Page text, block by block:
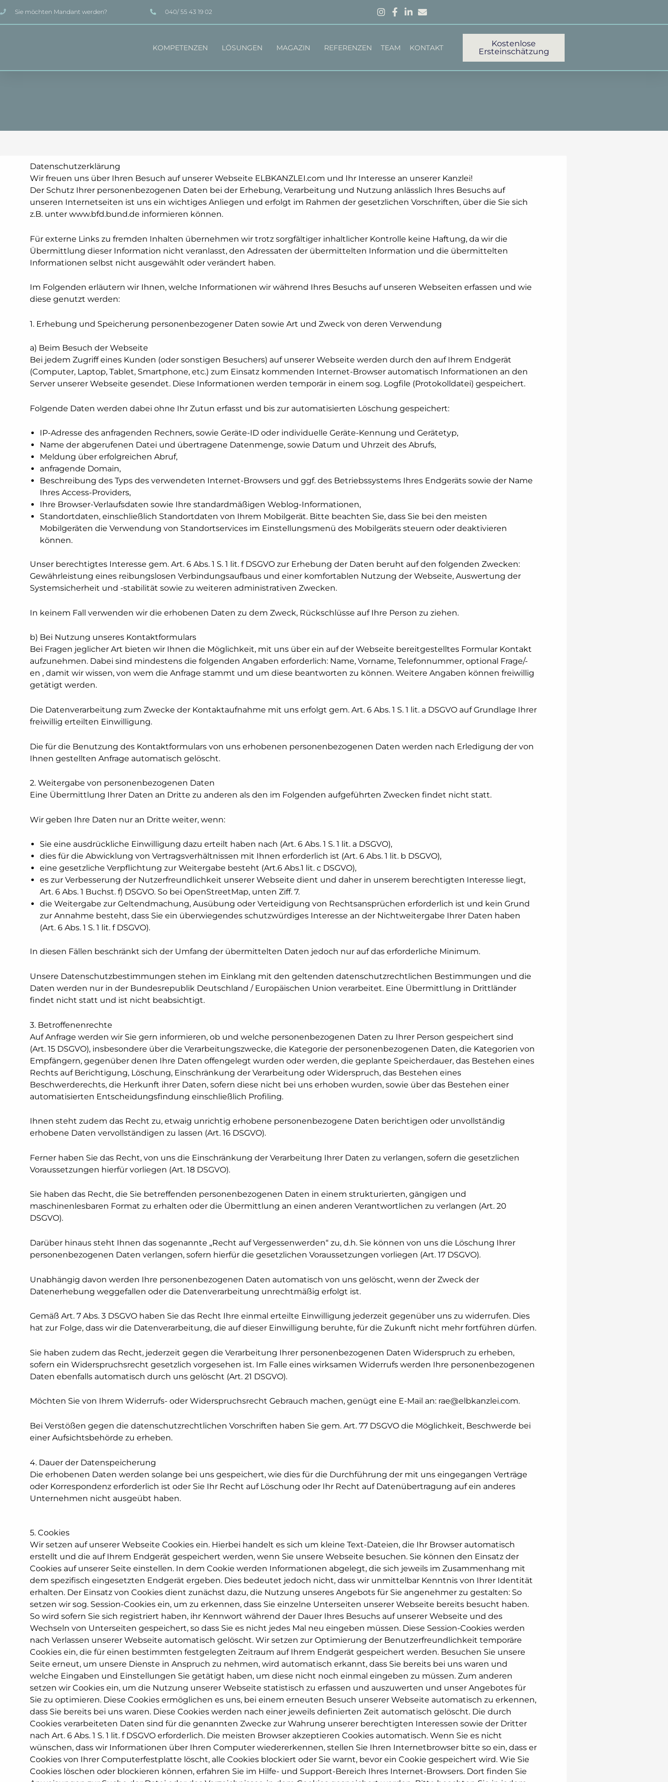
Inhalt
Sie möchten Mandant werden? 040/ 55 43 19 02
KOMPETENZEN LÖSUNGEN MAGAZIN REFERENZEN TEAM KONTAKT
Kostenlose
Ersteinschätzung
Datenschutzerklärung
Wir freuen uns über Ihren Besuch auf unserer Webseite ELBKANZLEI.com und Ihr Interesse an unserer Kanzlei!
Der Schutz Ihrer personenbezogenen Daten bei der Erhebung, Verarbeitung und Nutzung anlässlich Ihres Besuchs auf
unseren Internetseiten ist uns ein wichtiges Anliegen und erfolgt im Rahmen der gesetzlichen Vorschriften, über die Sie sich
z.B. unter www.bfd.bund.de informieren können.
Für externe Links zu fremden Inhalten übernehmen wir trotz sorgfältiger inhaltlicher Kontrolle keine Haftung, da wir die
Übermittlung dieser Information nicht veranlasst, den Adressaten der übermittelten Information und die übermittelten
Informationen selbst nicht ausgewählt oder verändert haben.
Im Folgenden erläutern wir Ihnen, welche Informationen wir während Ihres Besuchs auf unseren Webseiten erfassen und wie
diese genutzt werden:
1. Erhebung und Speicherung personenbezogener Daten sowie Art und Zweck von deren Verwendung
a) Beim Besuch der Webseite
Bei jedem Zugriff eines Kunden (oder sonstigen Besuchers) auf unserer Webseite werden durch den auf Ihrem Endgerät
(Computer, Laptop, Tablet, Smartphone, etc.) zum Einsatz kommenden Internet-Browser automatisch Informationen an den
Server unserer Webseite gesendet. Diese Informationen werden temporär in einem sog. Logfile (Protokolldatei) gespeichert.
Folgende Daten werden dabei ohne Ihr Zutun erfasst und bis zur automatisierten Löschung gespeichert:
IP-Adresse des anfragenden Rechners, sowie Geräte-ID oder individuelle Geräte-Kennung und Gerätetyp,
Name der abgerufenen Datei und übertragene Datenmenge, sowie Datum und Uhrzeit des Abrufs,
Meldung über erfolgreichen Abruf,
anfragende Domain,
Beschreibung des Typs des verwendeten Internet-Browsers und ggf. des Betriebssystems Ihres Endgeräts sowie der Name
Ihres Access-Providers,
Ihre Browser-Verlaufsdaten sowie Ihre standardmäßigen Weblog-Informationen,
Standortdaten, einschließlich Standortdaten von Ihrem Mobilgerät. Bitte beachten Sie, dass Sie bei den meisten
Mobilgeräten die Verwendung von Standortservices im Einstellungsmenü des Mobilgeräts steuern oder deaktivieren
können.
Unser berechtigtes Interesse gem. Art. 6 Abs. 1 S. 1 lit. f DSGVO zur Erhebung der Daten beruht auf den folgenden Zwecken:
Gewährleistung eines reibungslosen Verbindungsaufbaus und einer komfortablen Nutzung der Webseite, Auswertung der
Systemsicherheit und -stabilität sowie zu weiteren administrativen Zwecken.
In keinem Fall verwenden wir die erhobenen Daten zu dem Zweck, Rückschlüsse auf Ihre Person zu ziehen.
b) Bei Nutzung unseres Kontaktformulars
Bei Fragen jeglicher Art bieten wir Ihnen die Möglichkeit, mit uns über ein auf der Webseite bereitgestelltes Formular Kontakt
aufzunehmen. Dabei sind mindestens die folgenden Angaben erforderlich: Name, Vorname, Telefonnummer, optional Frage/-
en , damit wir wissen, von wem die Anfrage stammt und um diese beantworten zu können. Weitere Angaben können freiwillig
getätigt werden.
Die Datenverarbeitung zum Zwecke der Kontaktaufnahme mit uns erfolgt gem. Art. 6 Abs. 1 S. 1 lit. a DSGVO auf Grundlage Ihrer
freiwillig erteilten Einwilligung.
Die für die Benutzung des Kontaktformulars von uns erhobenen personenbezogenen Daten werden nach Erledigung der von
Ihnen gestellten Anfrage automatisch gelöscht.
2. Weitergabe von personenbezogenen Daten
Eine Übermittlung Ihrer Daten an Dritte zu anderen als den im Folgenden aufgeführten Zwecken findet nicht statt.
Wir geben Ihre Daten nur an Dritte weiter, wenn:
Sie eine ausdrückliche Einwilligung dazu erteilt haben nach (Art. 6 Abs. 1 S. 1 lit. a DSGVO),
dies für die Abwicklung von Vertragsverhältnissen mit Ihnen erforderlich ist (Art. 6 Abs. 1 lit. b DSGVO),
eine gesetzliche Verpflichtung zur Weitergabe besteht (Art.6 Abs.1 lit. c DSGVO),
es zur Verbesserung der Nutzerfreundlichkeit unserer Webseite dient und daher in unserem berechtigten Interesse liegt,
Art. 6 Abs. 1 Buchst. f) DSGVO. So bei OpenStreetMap, unten Ziff. 7.
die Weitergabe zur Geltendmachung, Ausübung oder Verteidigung von Rechtsansprüchen erforderlich ist und kein Grund
zur Annahme besteht, dass Sie ein überwiegendes schutzwürdiges Interesse an der Nichtweitergabe Ihrer Daten haben
(Art. 6 Abs. 1 S. 1 lit. f DSGVO).
In diesen Fällen beschränkt sich der Umfang der übermittelten Daten jedoch nur auf das erforderliche Minimum.
Unsere Datenschutzbestimmungen stehen im Einklang mit den geltenden datenschutzrechtlichen Bestimmungen und die
Daten werden nur in der Bundesrepublik Deutschland / Europäischen Union verarbeitet. Eine Übermittlung in Drittländer
findet nicht statt und ist nicht beabsichtigt.
3. Betroffenenrechte
Auf Anfrage werden wir Sie gern informieren, ob und welche personenbezogenen Daten zu Ihrer Person gespeichert sind
(Art. 15 DSGVO), insbesondere über die Verarbeitungszwecke, die Kategorie der personenbezogenen Daten, die Kategorien von
Empfängern, gegenüber denen Ihre Daten offengelegt wurden oder werden, die geplante Speicherdauer, das Bestehen eines
Rechts auf Berichtigung, Löschung, Einschränkung der Verarbeitung oder Widerspruch, das Bestehen eines
Beschwerderechts, die Herkunft ihrer Daten, sofern diese nicht bei uns erhoben wurden, sowie über das Bestehen einer
automatisierten Entscheidungsfindung einschließlich Profiling.
Ihnen steht zudem das Recht zu, etwaig unrichtig erhobene personenbezogene Daten berichtigen oder unvollständig
erhobene Daten vervollständigen zu lassen (Art. 16 DSGVO).
Ferner haben Sie das Recht, von uns die Einschränkung der Verarbeitung Ihrer Daten zu verlangen, sofern die gesetzlichen
Voraussetzungen hierfür vorliegen (Art. 18 DSGVO).
Sie haben das Recht, die Sie betreffenden personenbezogenen Daten in einem strukturierten, gängigen und
maschinenlesbaren Format zu erhalten oder die Übermittlung an einen anderen Verantwortlichen zu verlangen (Art. 20
DSGVO).
Darüber hinaus steht Ihnen das sogenannte „Recht auf Vergessenwerden“ zu, d.h. Sie können von uns die Löschung Ihrer
personenbezogenen Daten verlangen, sofern hierfür die gesetzlichen Voraussetzungen vorliegen (Art. 17 DSGVO).
Unabhängig davon werden Ihre personenbezogenen Daten automatisch von uns gelöscht, wenn der Zweck der
Datenerhebung weggefallen oder die Datenverarbeitung unrechtmäßig erfolgt ist.
Gemäß Art. 7 Abs. 3 DSGVO haben Sie das Recht Ihre einmal erteilte Einwilligung jederzeit gegenüber uns zu widerrufen. Dies
hat zur Folge, dass wir die Datenverarbeitung, die auf dieser Einwilligung beruhte, für die Zukunft nicht mehr fortführen dürfen.
Sie haben zudem das Recht, jederzeit gegen die Verarbeitung Ihrer personenbezogenen Daten Widerspruch zu erheben,
sofern ein Widerspruchsrecht gesetzlich vorgesehen ist. Im Falle eines wirksamen Widerrufs werden Ihre personenbezogenen
Daten ebenfalls automatisch durch uns gelöscht (Art. 21 DSGVO).
Möchten Sie von Ihrem Widerrufs- oder Widerspruchsrecht Gebrauch machen, genügt eine E-Mail an: rae@elbkanzlei.com.
Bei Verstößen gegen die datenschutzrechtlichen Vorschriften haben Sie gem. Art. 77 DSGVO die Möglichkeit, Beschwerde bei
einer Aufsichtsbehörde zu erheben.
4. Dauer der Datenspeicherung
Die erhobenen Daten werden solange bei uns gespeichert, wie dies für die Durchführung der mit uns eingegangen Verträge
oder Korrespondenz erforderlich ist oder Sie Ihr Recht auf Löschung oder Ihr Recht auf Datenübertragung auf ein anderes
Unternehmen nicht ausgeübt haben.
5. Cookies
Wir setzen auf unserer Webseite Cookies ein. Hierbei handelt es sich um kleine Text-Dateien, die Ihr Browser automatisch
erstellt und die auf Ihrem Endgerät gespeichert werden, wenn Sie unsere Webseite besuchen. Sie können den Einsatz der
Cookies auf unserer Seite einstellen. In dem Cookie werden Informationen abgelegt, die sich jeweils im Zusammenhang mit
dem spezifisch eingesetzten Endgerät ergeben. Dies bedeutet jedoch nicht, dass wir unmittelbar Kenntnis von Ihrer Identität
erhalten. Der Einsatz von Cookies dient zunächst dazu, die Nutzung unseres Angebots für Sie angenehmer zu gestalten: So
setzen wir sog. Session-Cookies ein, um zu erkennen, dass Sie einzelne Unterseiten unserer Webseite bereits besucht haben.
So wird sofern Sie sich registriert haben, ihr Kennwort während der Dauer Ihres Besuchs auf unserer Webseite und des
Wechseln von Unterseiten gespeichert, so dass Sie es nicht jedes Mal neu eingeben müssen. Diese Session-Cookies werden
nach Verlassen unserer Webseite automatisch gelöscht. Wir setzen zur Optimierung der Benutzerfreundlichkeit temporäre
Cookies ein, die für einen bestimmten festgelegten Zeitraum auf Ihrem Endgerät gespeichert werden. Besuchen Sie unsere
Seite erneut, um unsere Dienste in Anspruch zu nehmen, wird automatisch erkannt, dass Sie bereits bei uns waren und
welche Eingaben und Einstellungen Sie getätigt haben, um diese nicht noch einmal eingeben zu müssen. Zum anderen
setzen wir Cookies ein, um die Nutzung unserer Webseite statistisch zu erfassen und auszuwerten und unser Angebotes für
Sie zu optimieren. Diese Cookies ermöglichen es uns, bei einem erneuten Besuch unserer Webseite automatisch zu erkennen,
dass Sie bereits bei uns waren. Diese Cookies werden nach einer jeweils definierten Zeit automatisch gelöscht. Die durch
Cookies verarbeiteten Daten sind für die genannten Zwecke zur Wahrung unserer berechtigten Interessen sowie der Dritter
nach Art. 6 Abs. 1 S. 1 lit. f DSGVO erforderlich. Die meisten Browser akzeptieren Cookies automatisch. Wenn Sie es nicht
wünschen, dass wir Informationen über Ihren Computer wiedererkennen, stellen Sie Ihren Internetbrowser bitte so ein, dass er
Cookies von Ihrer Computerfestplatte löscht, alle Cookies blockiert oder Sie warnt, bevor ein Cookie gespeichert wird. Wie Sie
Cookies löschen oder blockieren können, erfahren Sie im Hilfe- und Support-Bereich Ihres Internet-Browsers. Dort finden Sie